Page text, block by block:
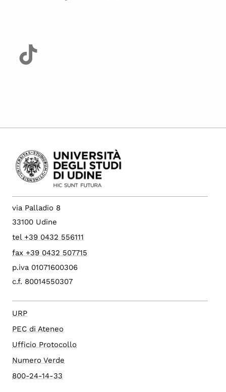
via Palladio 8
33100 Udine
tel +39 0432 556111
fax +39 0432 507715
p.iva 01071600306
c.f. 80014550307
URP
PEC di Ateneo
Ufficio Protocollo
Numero Verde
800-24-14-33